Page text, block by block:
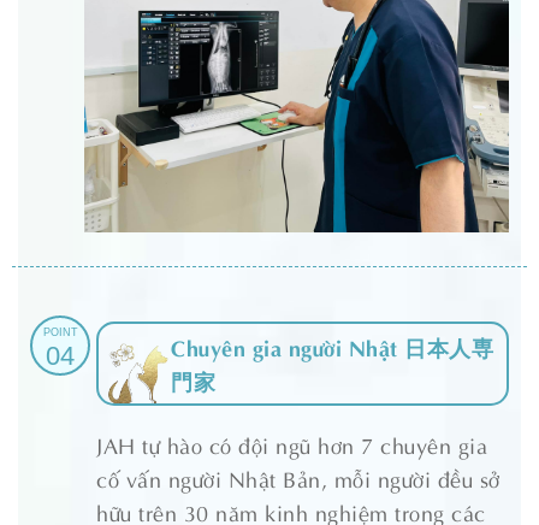
POINT
04
Chuyên gia người Nhật 日本人専
門家
JAH tự hào có đội ngũ hơn 7 chuyên gia
cố vấn người Nhật Bản, mỗi người đều sở
hữu trên 30 năm kinh nghiệm trong các